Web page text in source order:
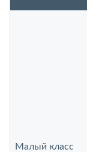
Малый класс